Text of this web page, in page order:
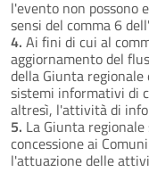
l'evento non possono
sensi del comma 6
4. Ai fini di cui al
aggiornamento del
della Giunta
sistemi informativi di
altresì, l'attività di
5. La Giunta
concessione ai
l'attuazione delle